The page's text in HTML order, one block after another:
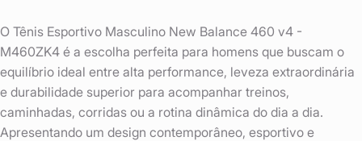
O Tênis Esportivo Masculino New Balance 460 v4 -
M460ZK4 é a escolha perfeita para homens que buscam o
equilíbrio ideal entre alta performance, leveza extraordinária
e durabilidade superior para acompanhar treinos,
caminhadas, corridas ou a rotina dinâmica do dia a dia.
Apresentando um design contemporâneo, esportivo e